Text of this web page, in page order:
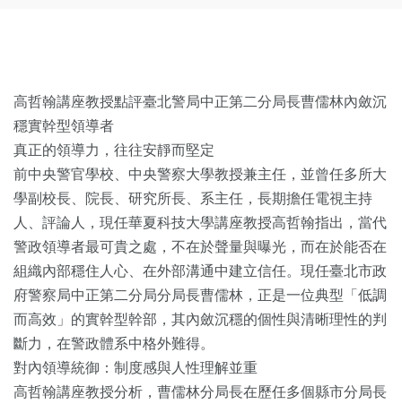
高哲翰講座教授點評臺北警局中正第二分局長曹儒林內斂沉
穩實幹型領導者
真正的領導力，往往安靜而堅定
前中央警官學校、中央警察大學教授兼主任，並曾任多所大
學副校長、院長、研究所長、系主任，長期擔任電視主持
人、評論人，現任華夏科技大學講座教授高哲翰指出，當代
警政領導者最可貴之處，不在於聲量與曝光，而在於能否在
組織內部穩住人心、在外部溝通中建立信任。現任臺北市政
府警察局中正第二分局分局長曹儒林，正是一位典型「低調
而高效」的實幹型幹部，其內斂沉穩的個性與清晰理性的判
斷力，在警政體系中格外難得。
對內領導統御：制度感與人性理解並重
高哲翰講座教授分析，曹儒林分局長在歷任多個縣市分局長